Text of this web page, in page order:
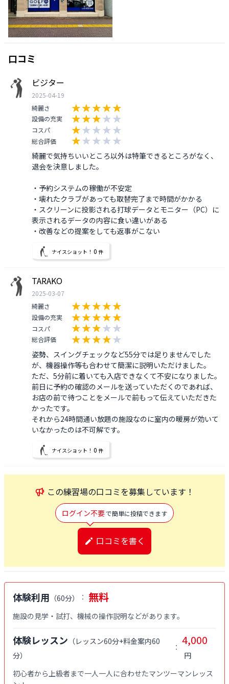
口コミ
ビジター
2025-04-19
綺麗さ
設備の充実
コスパ
総合評価
綺麗で気持ちいいところ以外は特筆できるところがなく、
退会を決意しました。
・予約システムの稼働が不安定
・壊れたクラブがあっても取替完了まで時間がかかる
・スクリーンに投影される打球データとモニター（PC）に
表示されるデータの内容に食い違いがある
・改善などの提案をしても返事がこない
ナイスショット！ 0 件
TARAKO
2025-03-07
綺麗さ
設備の充実
コスパ
総合評価
姿勢、スイングチェックなど55分では足りませんでした
が、機器操作等も合わせて簡潔に説明いただけました。
ただ、5分前に着いても入店できなくて不安になりました。
前日に予約の確認のメールを送っていただくのであれば、
お店の前で待つことをメールで前もって伝えていただきた
かったです。
それから24時間通い放題の施設なのに室内の暖房が効いて
いなかったのは不可解です。
ナイスショット！ 0 件
この練習場の口コミを募集しています！
ログイン不要で簡単に投稿できます
口コミを書く
体験利用 （60分） ： 無料
体験レッスン （レッスン60分+料金案内60
分）
： 4,000
円
初心者から上級者まで一人一人に合わせたマンツーマンレッス